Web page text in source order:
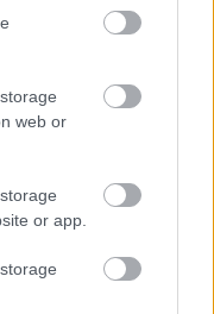
web or
or app.
pedig a kiállása
járt a bokszban,
felzárkózás tempója